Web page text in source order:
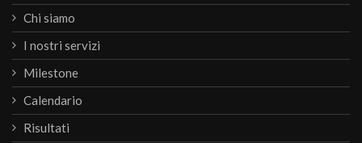
Chi siamo
I nostri servizi
Milestone
Calendario
Risultati